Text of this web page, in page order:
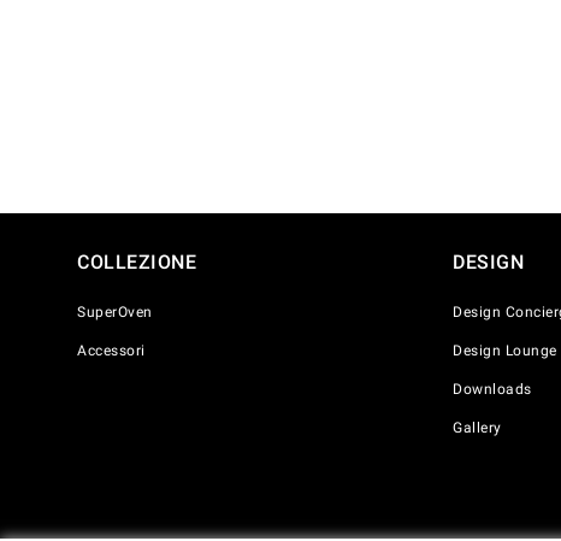
COLLEZIONE
SuperOven
Accessori
DESIGN
Design
Design Lounge
Downloads
Gallery